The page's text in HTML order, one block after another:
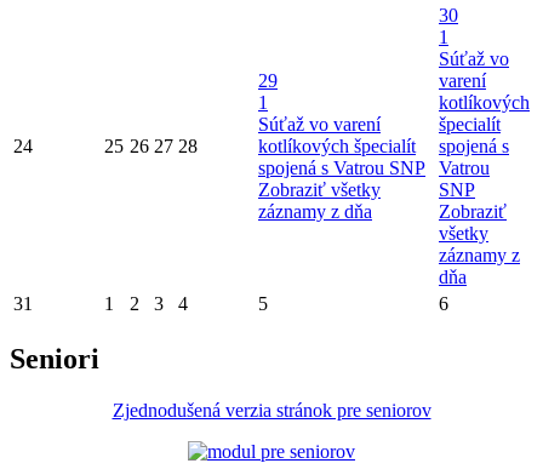
24 25 26 27 28
29
1
Súťaž vo varení
kotlíkových špecialít
spojená s Vatrou SNP
Zobraziť všetky
záznamy z dňa
30
1
Súťaž vo
varení
kotlíkových
špecialít
spojená s
Vatrou
SNP
Zobraziť
všetky
záznamy z
dňa
31
1 2 3 4 5 6
Seniori
Zjednodušená verzia stránok pre seniorov